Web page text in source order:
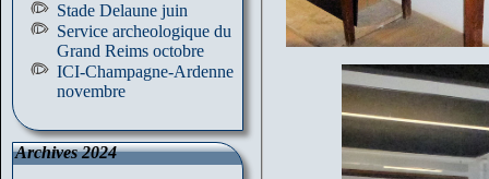
Stade Delaune juin
Service archeologique du
Grand Reims octobre
ICI-Champagne-Ardenne
novembre
Archives 2024